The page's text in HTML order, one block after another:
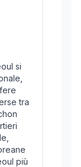
si
tra
più